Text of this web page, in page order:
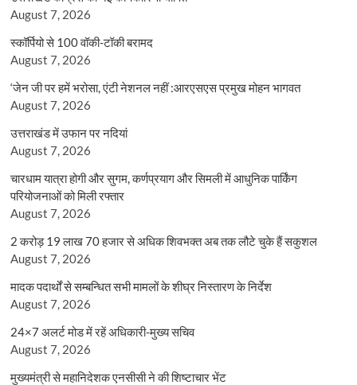
August 7, 2026
स्कॉर्पियो से 100 वॉकी-टॉकी बरामद
August 7, 2026
‘जेन जी पर हमें भरोसा, एंटी नेशनल नहीं :आरएसएस प्रमुख मोहन भागवत
August 7, 2026
उत्तराखंड में उफान पर नदियां
August 7, 2026
चारधाम यात्रा होगी और सुगम, कर्णप्रयाग और सिमली में आधुनिक पार्किंग
परियोजनाओं को मिली रफ्तार
August 7, 2026
2 करोड़ 19 लाख 70 हजार से अधिक शिवभक्त अब तक लौटे चुके हैं सकुशल
August 7, 2026
मादक पदार्थों से सम्बन्धित सभी मामलों के शीघ्र निस्तारण के निर्देश
August 7, 2026
24×7 अलर्ट मोड में रहें अधिकारी-मुख्य सचिव
August 7, 2026
मुख्यमंत्री से महानिदेशक एनसीसी ने की शिष्टाचार भेंट